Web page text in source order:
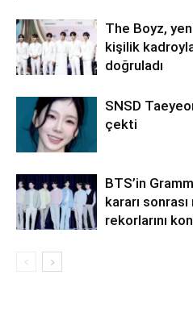
The Boyz,
kişilik
doğruladı
SNSD
çekti
BTS’in
kararı
rekorlarını